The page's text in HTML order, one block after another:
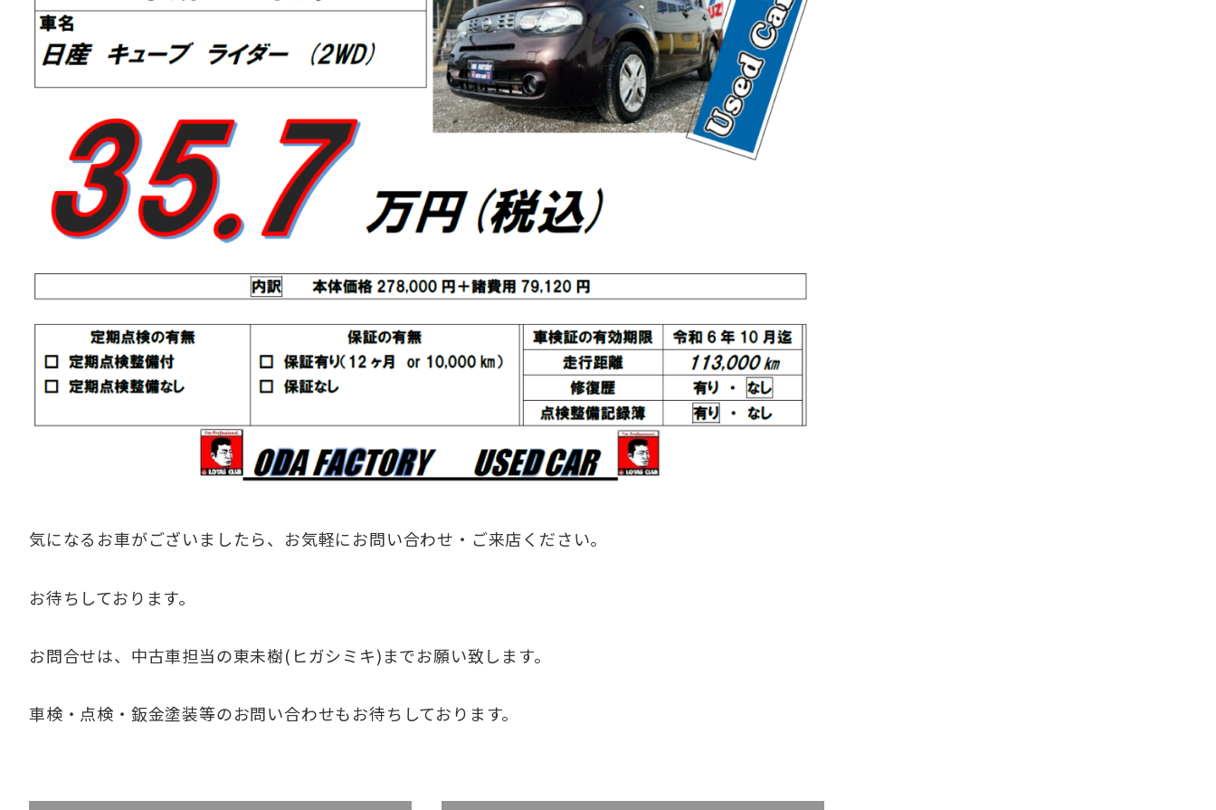
気になるお車がございましたら、お気軽にお問い合わせ・ご来店ください。
お待ちしております。
お問合せは、中古車担当の東未樹(ヒガシミキ)までお願い致します。
車検・点検・鈑金塗装等のお問い合わせもお待ちしております。